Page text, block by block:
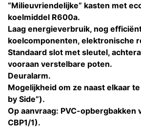
“Milieuvriendelijke” kasten met
koelmiddel R600a.
Laag energieverbruik, nog
koelcomponenten, elektronische
Standaard slot met sleutel,
vooraan verstelbare poten.
Deuralarm.
Mogelijkheid om ze naast elkaar
by Side”).
Op aanvraag: PVC-opbergbakken
CBP1/1).